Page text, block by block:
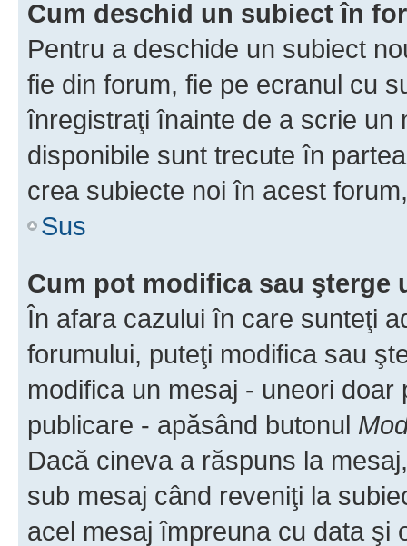
Cum deschid un subiect în
Pentru a deschide un subiect
fie din forum, fie pe ecranul cu
înregistraţi înainte de a scrie un
disponibile sunt trecute în
crea subiecte noi în acest
Sus
Cum pot modifica sau şterge
În afara cazului în care sunteţi
forumului, puteţi modifica sau
modifica un mesaj - uneori
publicare - apăsând butonul
Dacă cineva a răspuns la
sub mesaj când reveniţi la
acel mesaj împreuna cu data şi